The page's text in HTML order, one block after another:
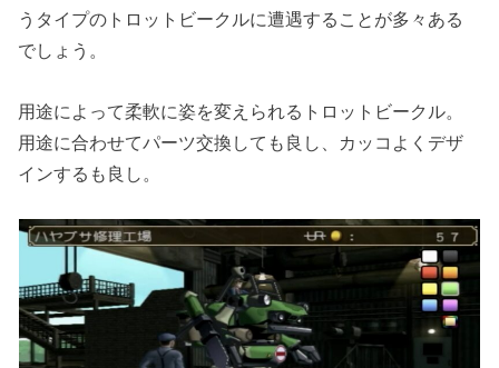
うタイプのトロットビークルに遭遇することが多々ある
でしょう。
用途によって柔軟に姿を変えられるトロットビークル。
用途に合わせてパーツ交換しても良し、カッコよくデザ
インするも良し。